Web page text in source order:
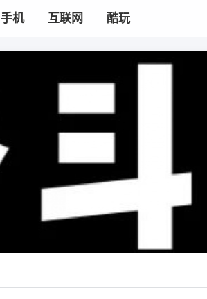
手机 互联网 酷玩